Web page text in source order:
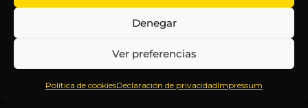
Denegar
Ver preferencias
Política de cookiesDeclaración de privacidadImpressum
Inteligencia
Anticipándonos
Inicio
Sobre
Contenido
Webinars
Política
de
Términos y
Aviso